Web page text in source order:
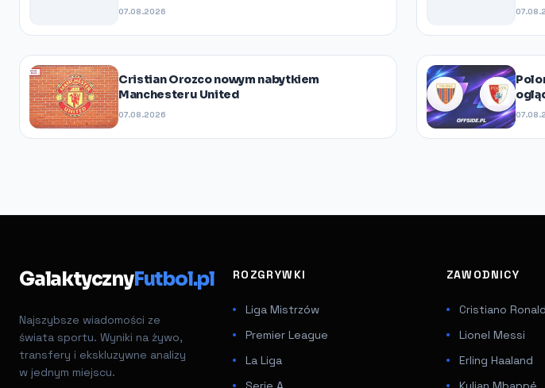
07.08.2026
Cristian Orozco nowym nabytkiem
Manchesteru United
07.08.2026
GalaktycznyFutbol.pl
Najszybsze wiadomości ze
świata sportu. Wyniki na żywo,
transfery i ekskluzywne analizy
w jednym miejscu.
ROZGRYWKI
Liga Mistrzów
Premier League
La Liga
ZAWODNICY
Cristiano
Lionel Messi
Erling Haaland